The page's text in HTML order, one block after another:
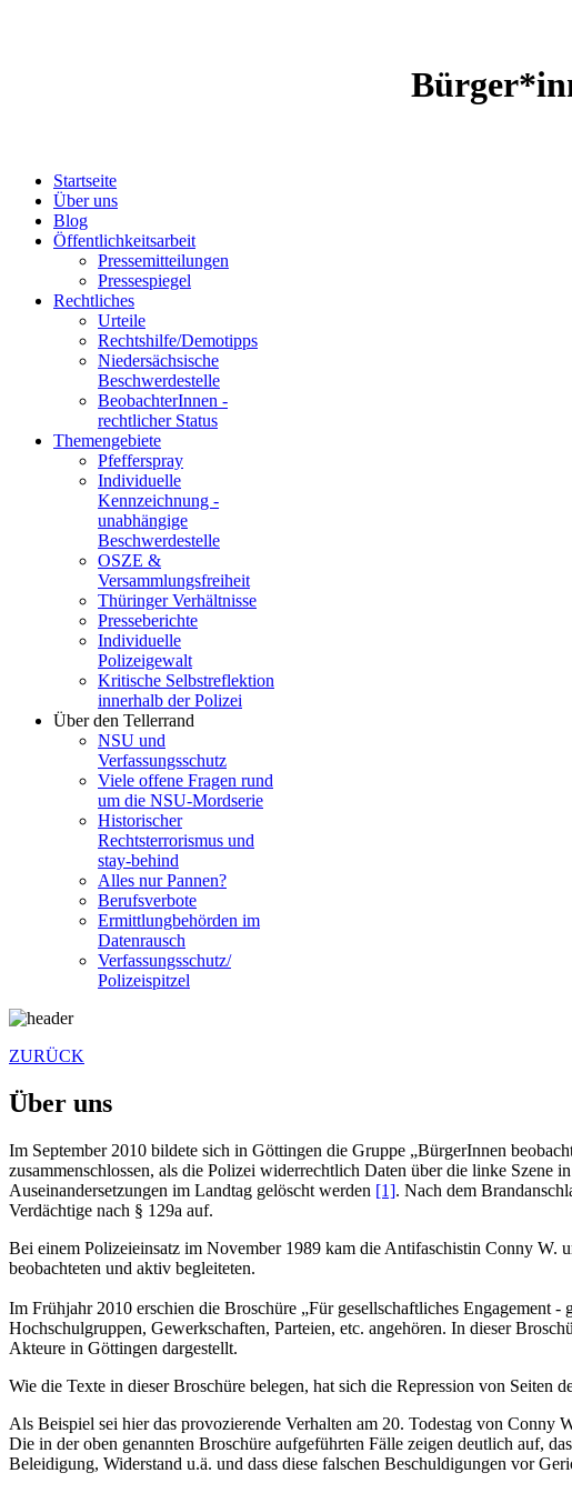
Startseite
Über uns
Blog
Öffentlichkeitsarbeit
Pressemitteilungen
Pressespiegel
Rechtliches
Urteile
Rechtshilfe/Demotipps
Niedersächsische
Beschwerde­stelle
BeobachterInnen -
rechtlicher Status
Themengebiete
Pfefferspray
Individuelle
Kennzeichnung -
unabhängige
Beschwerde­stelle
OSZE &
Versammlungsfreiheit
Thüringer Verhältnisse
Presseberichte
Individuelle
Polizeigewalt
Kritische Selbstreflektion
innerhalb der Polizei
Über den Tellerrand
NSU und
Verfassungsschutz
Viele offene Fragen rund
um die NSU-Mordserie
Historischer
Rechtsterrorismus und
stay-behind
Alles nur Pannen?
Berufsverbote
Ermittlungbehörden im
Datenrausch
Verfassungsschutz/
Polizeispitzel
ZURÜCK
Über uns
Im September 2010 bildete sich in Göttingen die Gruppe „BürgerInnen
zusammenschlossen, als die Polizei widerrechtlich Daten über die linke Szene
Auseinandersetzungen im Landtag gelöscht werden [1]. Nach dem
Verdächtige nach § 129a auf.
Bei einem Polizeieinsatz im November 1989 kam die Antifaschistin Conny W.
beobachteten und aktiv begleiteten.
Im Frühjahr 2010 erschien die Broschüre „Für gesellschaftliches Engagement
Hochschulgruppen, Gewerkschaften, Parteien, etc. angehören. In dieser
Akteure in Göttingen dargestellt.
Wie die Texte in dieser Broschüre belegen, hat sich die Repression von Seiten
Als Beispiel sei hier das provozierende Verhalten am 20. Todestag von Conny
Die in der oben genannten Broschüre aufgeführten Fälle zeigen deutlich auf,
Beleidigung, Widerstand u.ä. und dass diese falschen Beschuldigungen vor